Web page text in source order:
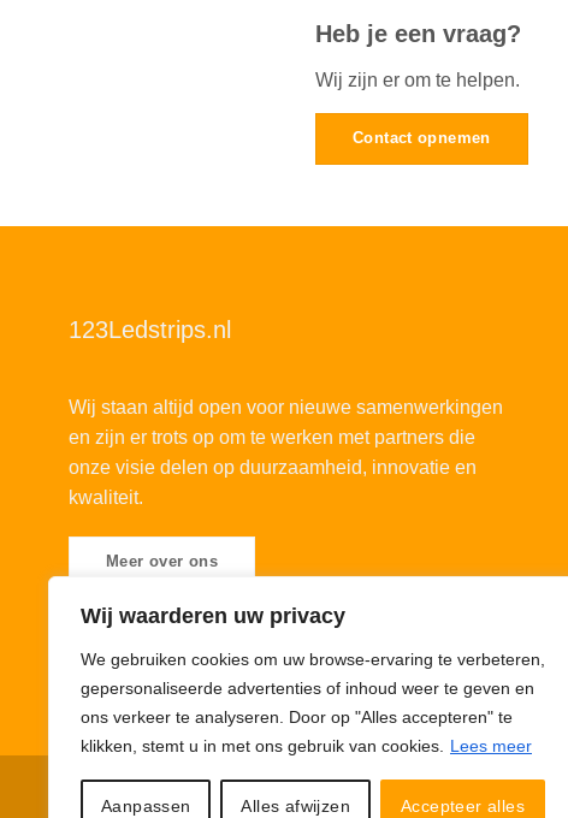
Wij waarderen uw privacy
We gebruiken cookies om uw browse-ervaring te verbeteren,
gepersonaliseerde advertenties of inhoud weer te geven en
ons verkeer te analyseren. Door op "Alles accepteren" te
klikken, stemt u in met ons gebruik van cookies.
Lees meer
Aanpassen Alles afwijzen Accepteer alles
Heb je een vraag?
Wij zijn er om te helpen.
Contact opnemen
123Ledstrips.nl
Wij staan altijd open voor nieuwe samenwerkingen
en zijn er trots op om te werken met partners die
onze visie delen op duurzaamheid, innovatie en
kwaliteit.
Meer over ons
Privacybeleid Cookiebeleid Disclaimer © 123Ledstrips.nl